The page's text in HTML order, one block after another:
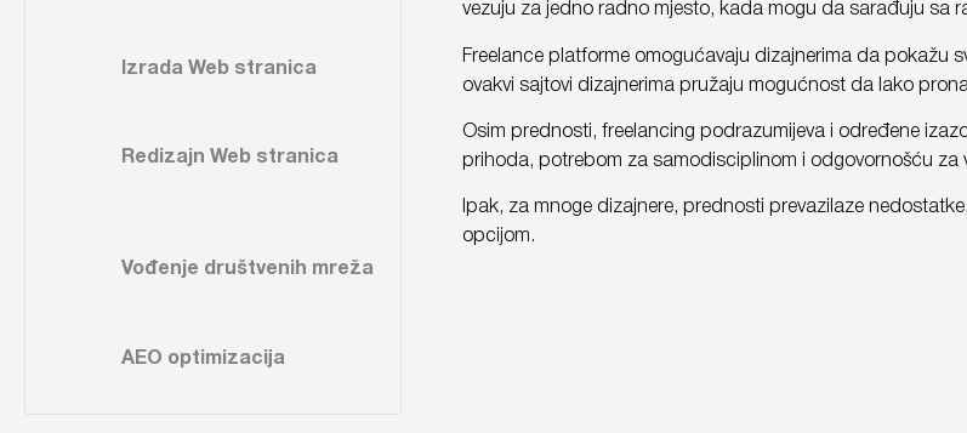
Izrada Web stranica
Redizajn Web stranica
Vođenje društvenih mreža
AEO optimizacija
vezuju za jedno radno mjesto, kada mogu da sarađuju sa
Freelance platforme omogućavaju dizajnerima da pokažu
ovakvi sajtovi dizajnerima pružaju mogućnost da lako
Osim prednosti, freelancing podrazumijeva i određene
prihoda, potrebom za samodisciplinom i odgovornošću za
Ipak, za mnoge dizajnere, prednosti prevazilaze
opcijom.